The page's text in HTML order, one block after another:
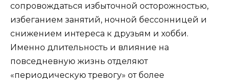
сопровождаться избыточной осторожностью,
избеганием занятий, ночной бессонницей и
снижением интереса к друзьям и хобби.
Именно длительность и влияние на
повседневную жизнь отделяют
«периодическую тревогу» от более